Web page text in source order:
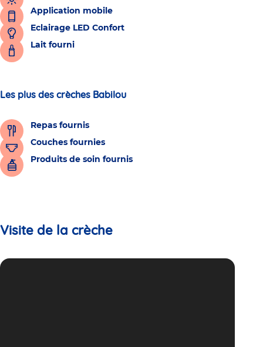
Application mobile
Eclairage LED Confort
Lait fourni
Les plus des crèches Babilou
Repas fournis
Couches fournies
Produits de soin fournis
Visite de la crèche